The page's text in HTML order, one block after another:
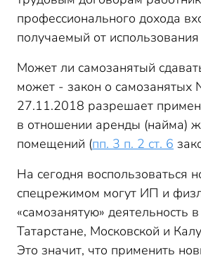
профессионального дохода
получаемый от
Может ли самозанятый
может - закон о
27.11.2018 разрешает
в отношении аренды (найма)
помещений (пп. 3 п. 2 ст. 6
На сегодня воспользоваться
спецрежимом могут ИП и
«самозанятую» деятельность
Татарстане, Московской и
Это значит, что применить